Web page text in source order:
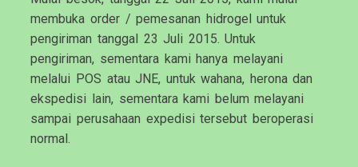
membuka order / pemesanan hidrogel untuk
pengiriman tanggal 23 Juli 2015. Untuk
pengiriman, sementara kami hanya melayani
melalui POS atau JNE, untuk wahana, herona dan
ekspedisi lain, sementara kami belum melayani
sampai perusahaan expedisi tersebut beroperasi
normal.